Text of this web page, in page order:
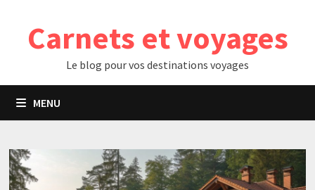
contenuCarnets et voyages
Le blog pour vos destinations voyages
MENU